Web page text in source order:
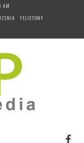
AM
FELIETONY